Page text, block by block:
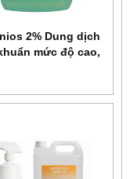
2% Dung dịch
mức độ cao,